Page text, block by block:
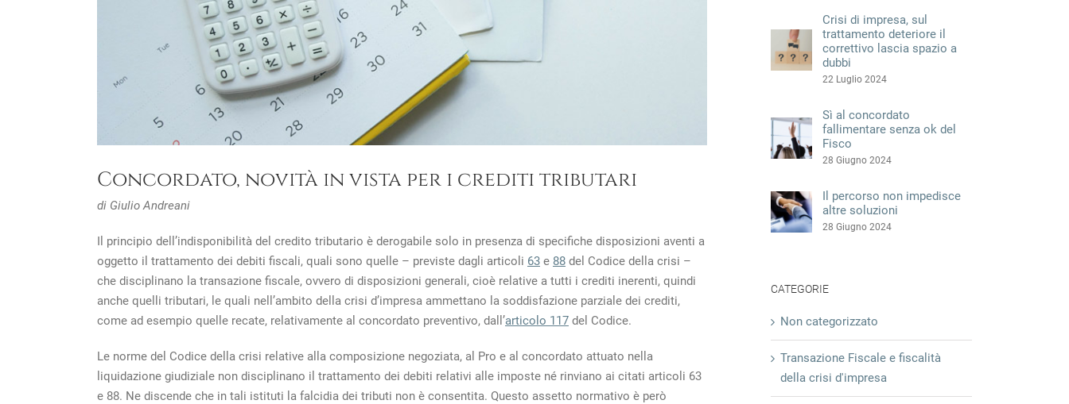
Concordato, novità in vista per i crediti tributari
di Giulio Andreani
Il principio dell’indisponibilità del credito tributario è derogabile solo in presenza di specifiche disposizioni aventi a
oggetto il trattamento dei debiti fiscali, quali sono quelle – previste dagli articoli 63 e 88 del Codice della crisi –
che disciplinano la transazione fiscale, ovvero di disposizioni generali, cioè relative a tutti i crediti inerenti, quindi
anche quelli tributari, le quali nell’ambito della crisi d’impresa ammettano la soddisfazione parziale dei crediti,
come ad esempio quelle recate, relativamente al concordato preventivo, dall’articolo 117 del Codice.
Le norme del Codice della crisi relative alla composizione negoziata, al Pro e al concordato attuato nella
liquidazione giudiziale non disciplinano il trattamento dei debiti relativi alle imposte né rinviano ai citati articoli 63
e 88. Ne discende che in tali istituti la falcidia dei tributi non è consentita. Questo assetto normativo è però
Crisi di impresa, sul
trattamento deteriore il
correttivo lascia spazio a
dubbi
22 Luglio 2024
Sì al concordato
fallimentare senza ok del
Fisco
28 Giugno 2024
Il percorso non impedisce
altre soluzioni
28 Giugno 2024
CATEGORIE
Non categorizzato
Transazione Fiscale e fiscalità
della crisi d'impresa